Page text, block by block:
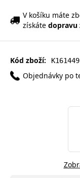
V košíku máte
získáte dopravu
Kód zboží: K161449
Objednávky po